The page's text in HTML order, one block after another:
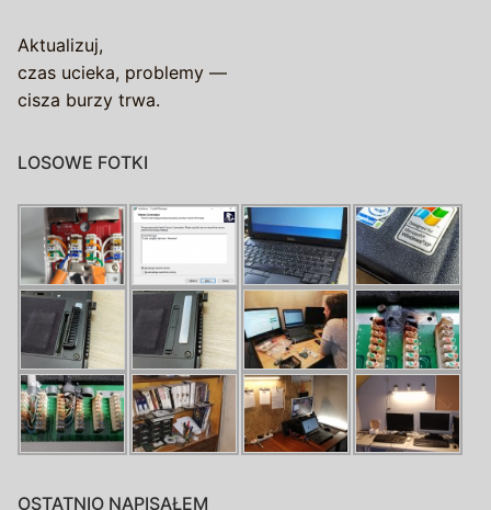
Aktualizuj,
czas ucieka, problemy —
cisza burzy trwa.
LOSOWE FOTKI
OSTATNIO NAPISAŁEM